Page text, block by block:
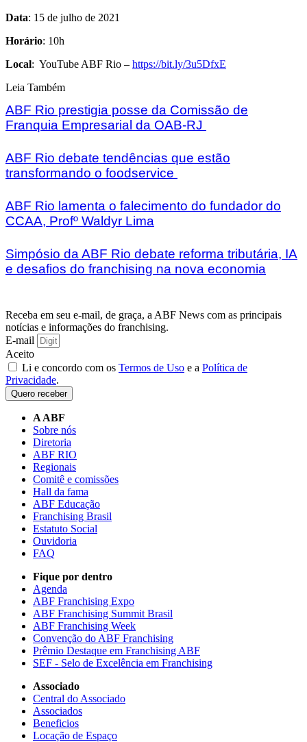
Data: 15 de julho de 2021
Horário: 10h
Local: YouTube ABF Rio – https://bit.ly/3u5DfxE
Leia Também
ABF Rio prestigia posse da Comissão de
Franquia Empresarial da OAB-RJ
ABF Rio debate tendências que estão
transformando o foodservice
ABF Rio lamenta o falecimento do fundador do
CCAA, Profº Waldyr Lima
Simpósio da ABF Rio debate reforma tributária, IA
e desafios do franchising na nova economia
Receba em seu e-mail, de graça, a ABF News com as principais
notícias e informações do franchising.
E-mail
Aceito
Li e concordo com os Termos de Uso e a Política de
Privacidade.
Quero receber
A ABF
Sobre nós
Diretoria
ABF RIO
Regionais
Comitê e comissões
Hall da fama
ABF Educação
Franchising Brasil
Estatuto Social
Ouvidoria
FAQ
Fique por dentro
Agenda
ABF Franchising Expo
ABF Franchising Summit Brasil
ABF Franchising Week
Convenção do ABF Franchising
Prêmio Destaque em Franchising ABF
SEF - Selo de Excelência em Franchising
Associado
Central do Associado
Associados
Beneficios
Locação de Espaço